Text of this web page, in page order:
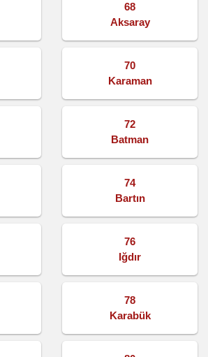
68
Aksaray
70
Karaman
72
Batman
74
Bartın
76
Iğdır
78
Karabük